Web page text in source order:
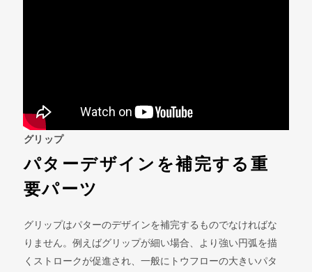
グリップ
パターデザインを補完する重
要パーツ
グリップはパターのデザインを補完するものでなければな
りません。例えばグリップが細い場合、より強い円弧を描
くストロークが促進され、一般にトウフローの大きいパタ